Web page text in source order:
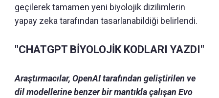
geçilerek tamamen yeni biyolojik dizilimlerin
yapay zeka tarafından tasarlanabildiği belirlendi.
"CHATGPT BİYOLOJİK KODLARI YAZDI"
Araştırmacılar, OpenAI tarafından geliştirilen ve
dil modellerine benzer bir mantıkla çalışan Evo